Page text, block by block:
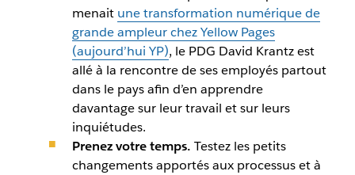
menait une transformation numérique de
grande ampleur chez Yellow Pages
(aujourd’hui YP), le PDG David Krantz est
allé à la rencontre de ses employés partout
dans le pays afin d’en apprendre
davantage sur leur travail et sur leurs
inquiétudes.
Prenez votre temps. Testez les petits
changements apportés aux processus et à